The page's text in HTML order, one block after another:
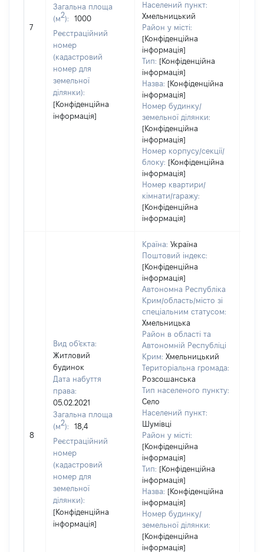
7
Загальна площа
(м2):
1000
Реєстраційний
номер
(кадастровий
номер для
земельної
ділянки):
[Конфіденційна
інформація]
Населений пункт:
Хмельницький
Район у місті:
[Конфіденційна
інформація]
Тип: [Конфіденційна
інформація]
Назва: [Конфіденційна
інформація]
Номер будинку/
земельної ділянки:
[Конфіденційна
інформація]
Номер корпусу/секції/
блоку: [Конфіденційна
інформація]
Номер квартири/
кімнати/гаражу:
[Конфіденційна
інформація]
8
Вид об'єкта:
Житловий
будинок
Дата набуття
права:
05.02.2021
Загальна площа
(м2):
18,4
Реєстраційний
номер
(кадастровий
номер для
земельної
ділянки):
[Конфіденційна
інформація]
Країна: Україна
Поштовий індекс:
[Конфіденційна
інформація]
Автономна Республіка
Крим/область/місто зі
спеціальним статусом:
Хмельницька
Район в області та
Автономній Республіці
Крим: Хмельницький
Територіальна громада:
Розсошанська
Тип населеного пункту:
Село
Населений пункт:
Шумівці
Район у місті:
[Конфіденційна
інформація]
Тип: [Конфіденційна
інформація]
Назва: [Конфіденційна
інформація]
Номер будинку/
земельної ділянки:
[Конфіденційна
інформація]